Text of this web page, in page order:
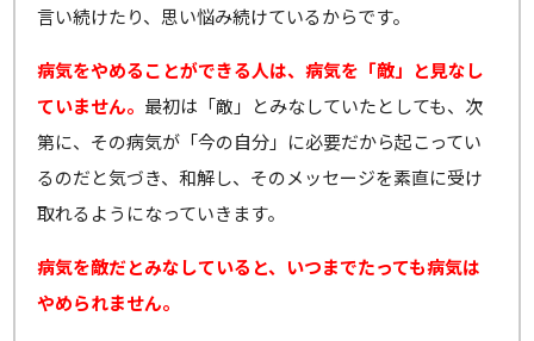
言い続けたり、思い悩み続けているからです。
病気をやめることができる人は、病気を「敵」と見なし
ていません。 最初は「敵」とみなしていたとしても、次
第に、その病気が「今の自分」に必要だから起こってい
るのだと気づき、和解し、そのメッセージを素直に受け
取れるようになっていきます。
病気を敵だとみなしていると、いつまでたっても病気は
やめられません。